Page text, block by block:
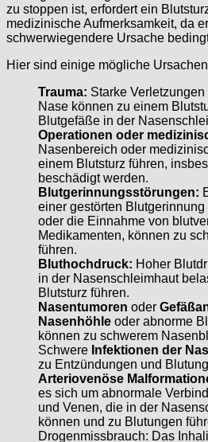
zu stoppen ist, erfordert ein
medizinische Aufmerksamkeit, da
schwerwiegendere Ursache
Hier sind einige mögliche
Trauma: Starke
Nase können zu einem
Blutgefäße in der
Operationen oder
Nasenbereich oder
einem Blutsturz führen,
beschädigt werden.
Blutgerinnungsstörungen:
einer gestörten
oder die Einnahme von
Medikamenten, können zu
führen.
Bluthochdruck: Hoher
in der Nasenschleimhaut
Blutsturz führen.
Nasentumoren oder
Nasenhöhle oder abnorme
können zu schwerem
Schwere Infektionen der
zu Entzündungen und
Arteriovenöse
es sich um abnormale
und Venen, die in der
können und zu Blutungen
Drogenmissbrauch: Das